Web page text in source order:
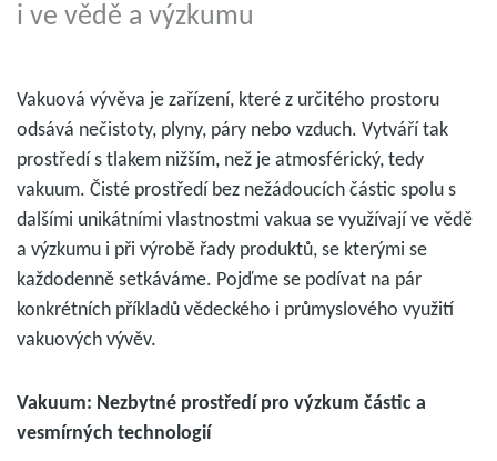
i ve vědě a výzkumu
Vakuová vývěva je zařízení, které z určitého prostoru
odsává nečistoty, plyny, páry nebo vzduch. Vytváří tak
prostředí s tlakem nižším, než je atmosférický, tedy
vakuum. Čisté prostředí bez nežádoucích částic spolu s
dalšími unikátními vlastnostmi vakua se využívají ve vědě
a výzkumu i při výrobě řady produktů, se kterými se
každodenně setkáváme. Pojďme se podívat na pár
konkrétních příkladů vědeckého i průmyslového využití
vakuových vývěv.
Vakuum: Nezbytné prostředí pro výzkum částic a
vesmírných technologií